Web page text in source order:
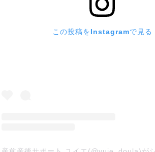
この投稿をInstagramで見る